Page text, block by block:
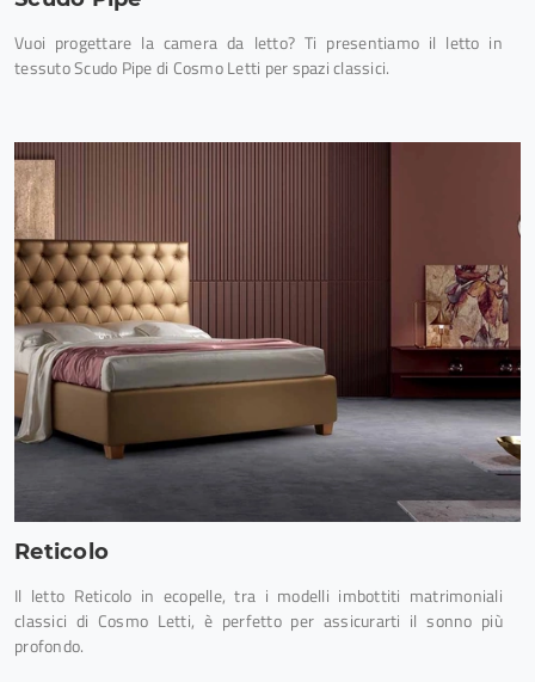
Vuoi progettare la camera da letto? Ti presentiamo il letto in
tessuto Scudo Pipe di Cosmo Letti per spazi classici.
Reticolo
Il letto Reticolo in ecopelle, tra i modelli imbottiti matrimoniali
classici di Cosmo Letti, è perfetto per assicurarti il sonno più
profondo.